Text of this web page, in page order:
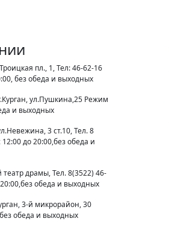
пл., 1, Тел: 46-62-16
без обеда и выходных
ул.Пушкина,25 Режим
и выходных
3 ст.10, Тел. 8
до 20:00,без обеда и
драмы, Тел. 8(3522) 46-
обеда и выходных
3-й микрорайон, 30
обеда и выходных